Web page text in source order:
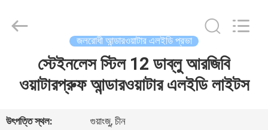
co,.ltd.
জলরোধী আন্ডারওয়াটার এলইডি প্রভা
স্টেইনলেস স্টিল 12 ডাব্লু আরজিবি
ওয়াটারপ্রুফ আন্ডারওয়াটার এলইডি লাইটস
উৎপত্তি স্থল:
গুয়াংজু, চীন